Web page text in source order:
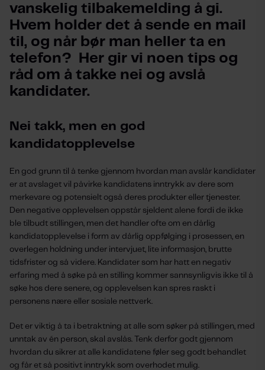
vanskelig tilbakemelding å gi.
Hvem holder det å sende en mail
til, og når bør man heller ta en
telefon?  Her gir vi noen tips og
råd om å takke nei og avslå
kandidater.
Nei takk, men en god
kandidatopplevelse
En god grunn til å tenke gjennom hvordan man avslår kandidater
er at avslaget vil påvirke kandidatens inntrykk av dere som
merkevare og potensielt også deres produkter eller tjenester.
Den negative opplevelsen oppstår sjeldent alene fordi de ikke
ble tilbudt stillingen, men det handler ofte om en dårlig
kandidatopplevelse i form av dårlig oppfølging i prosessen, en
overlegen holdning under intervjuet, lite informasjon, brutte
tidsfrister og så videre. Kandidater som har hatt en negativ
erfaring med å søke på en stilling kommer sannsynligvis ikke til å
søke hos dere senere, og opplevelsen kan spres raskt i
personens nære eller sosiale nettverk.
Det er viktig å ta i betraktning at alle som søker på stillingen, med
unntak av én person, skal avslås. Tenk derfor godt gjennom
hvordan du sikrer at alle kandidatene føler seg godt behandlet
og får et så positivt inntrykk som overhodet mulig.